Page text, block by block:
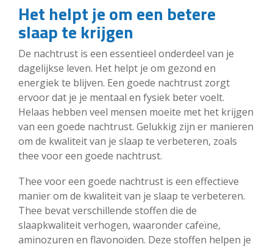
Het helpt je om een betere
slaap te krijgen
De nachtrust is een essentieel onderdeel van je
dagelijkse leven. Het helpt je om gezond en
energiek te blijven. Een goede nachtrust zorgt
ervoor dat je je mentaal en fysiek beter voelt.
Helaas hebben veel mensen moeite met het krijgen
van een goede nachtrust. Gelukkig zijn er manieren
om de kwaliteit van je slaap te verbeteren, zoals
thee voor een goede nachtrust.
Thee voor een goede nachtrust is een effectieve
manier om de kwaliteit van je slaap te verbeteren.
Thee bevat verschillende stoffen die de
slaapkwaliteit verhogen, waaronder cafeïne,
aminozuren en flavonoïden. Deze stoffen helpen je